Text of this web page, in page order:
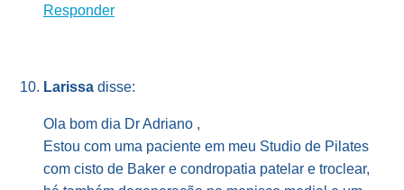
Responder
Larissa disse:
Ola bom dia Dr Adriano ,
Estou com uma paciente em meu Studio de Pilates
com cisto de Baker e condropatia patelar e troclear,